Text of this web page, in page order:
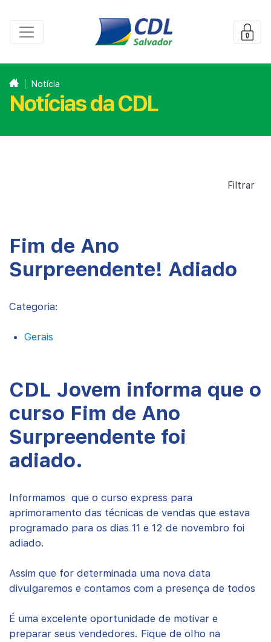
Notícia
Notícias da CDL
Filtrar
Fim de Ano
Surpreendente! Adiado
Categoria:
Gerais
CDL Jovem informa que o
curso Fim de Ano
Surpreendente foi
adiado.
Informamos que o curso express para
aprimoramento das técnicas de vendas que estava
programado para os dias 11 e 12 de novembro foi
adiado.
Assim que for determinada uma nova data
divulgaremos e contamos com a presença de todos
É uma excelente oportunidade de motivar e
preparar seus vendedores. Fique de olho na